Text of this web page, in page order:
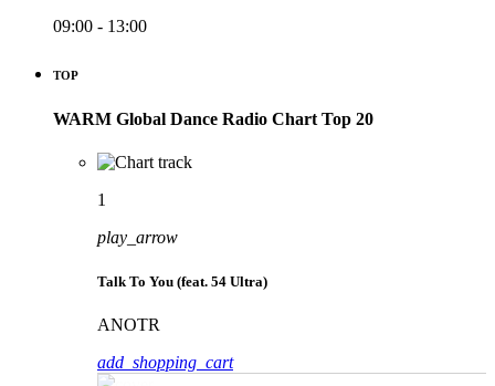
09:00 - 13:00
TOP
WARM Global Dance Radio Chart Top 20
1
play_arrow
Talk To You (feat. 54 Ultra)
ANOTR
add_shopping_cart